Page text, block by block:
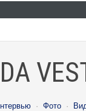
· Фото ·